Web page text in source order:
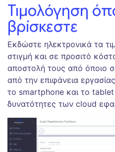
Τιμολόγηση
βρίσκεστε
Εκδώστε ηλεκτρονικά τα
στιγμή και σε προσιτό
αποστολή τους από όποιο
από την επιφάνεια
το smartphone και το tablet
δυνατότητες των cloud